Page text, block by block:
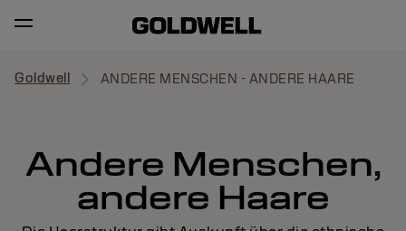
Goldwell ANDERE MENSCHEN - ANDERE HAARE
Andere Menschen,
andere Haare